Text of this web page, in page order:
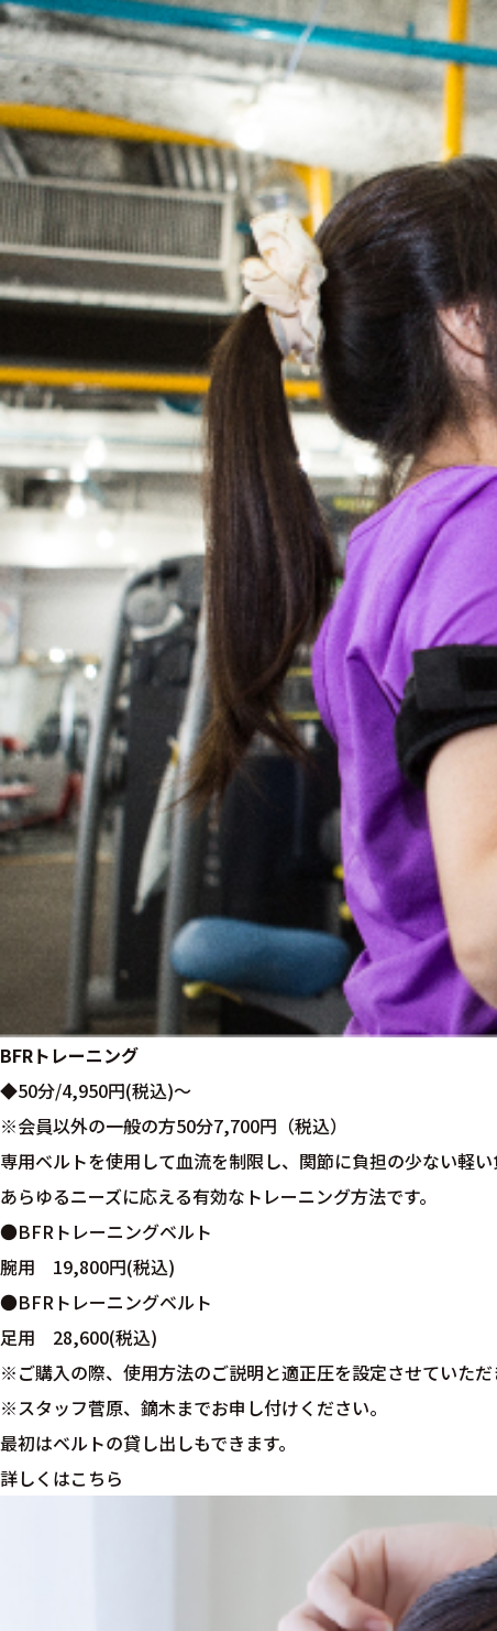
BFRトレーニング
◆50分/4,950円(税込)〜
※会員以外の一般の方50分7,700円（税込）
専用ベルトを使用して血流を制限し、関節に負担の少ない軽
あらゆるニーズに応える有効なトレーニング方法です。
●BFRトレーニングベルト
腕用 19,800円(税込)
●BFRトレーニングベルト
足用 28,600(税込)
※ご購入の際、使用方法のご説明と適正圧を設定させていただ
※スタッフ菅原、鏑木までお申し付けください。
最初はベルトの貸し出しもできます。
詳しくはこちら